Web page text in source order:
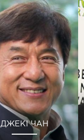
ДЖЕКІ ЧАН